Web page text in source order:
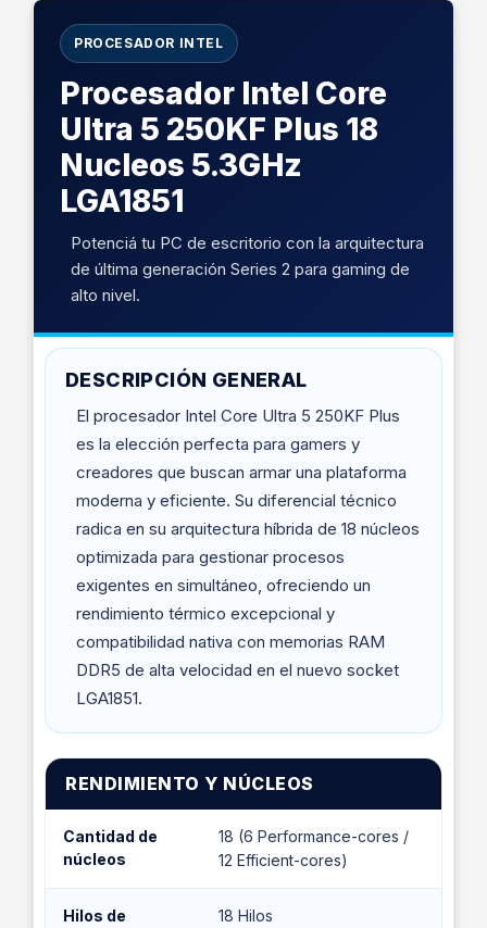
PROCESADOR INTEL
Procesador Intel Core
Ultra 5 250KF Plus 18
Nucleos 5.3GHz
LGA1851
Potenciá tu PC de escritorio con la arquitectura
de última generación Series 2 para gaming de
alto nivel.
DESCRIPCIÓN GENERAL
El procesador Intel Core Ultra 5 250KF Plus
es la elección perfecta para gamers y
creadores que buscan armar una plataforma
moderna y eficiente. Su diferencial técnico
radica en su arquitectura híbrida de 18 núcleos
optimizada para gestionar procesos
exigentes en simultáneo, ofreciendo un
rendimiento térmico excepcional y
compatibilidad nativa con memorias RAM
DDR5 de alta velocidad en el nuevo socket
LGA1851.
RENDIMIENTO Y NÚCLEOS
Cantidad de
núcleos
18 (6 Performance-cores /
12 Efficient-cores)
Hilos de
18 Hilos